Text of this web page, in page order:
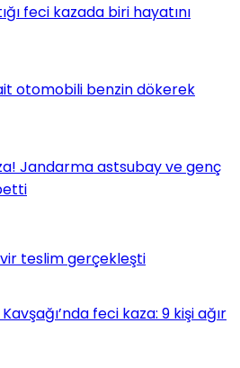
feci kazada biri hayatını
otomobili benzin dökerek
Jandarma astsubay ve genç
teslim gerçekleşti
feci kaza: 9 kişi ağır